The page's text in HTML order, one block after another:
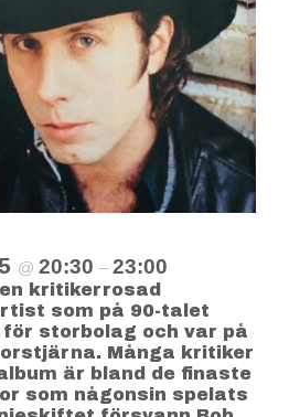
@ 20:30 – 23:00
kritikerrosad
som på 90-talet
storbolag och var på
Många kritiker
är bland de finaste
som någonsin spelats